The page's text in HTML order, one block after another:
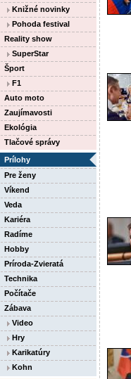
Knižné novinky
Pohoda festival
Reality show
SuperStar
Šport
F1
Auto moto
Zaujímavosti
Ekológia
Tlačové správy
Prílohy
Pre ženy
Víkend
Veda
Kariéra
Radíme
Hobby
Príroda-Zvieratá
Technika
Počítače
Zábava
Video
Hry
Karikatúry
Kohn